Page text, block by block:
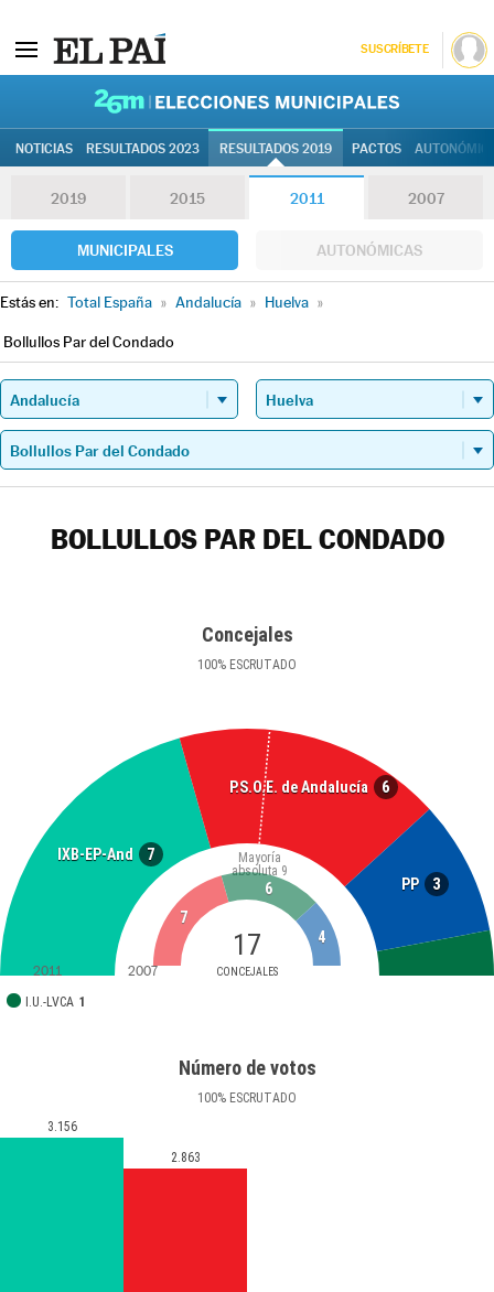
SUSCRÍBETE
NOTICIAS RESULTADOS 2023 RESULTADOS 2019 PACTOS
2019 2015 2011 2007
MUNICIPALES AUTONÓMICAS
Estás en: Total España » Andalucía » Huelva »
Bollullos Par del Condado
BOLLULLOS PAR DEL CONDADO
Concejales
100% ESCRUTADO
IXB-EP-And 7
P.S.O.E. de Andalucía 6
PP 3
17
CONCEJALES
Mayoría
absoluta 9
I.U.-LVCA 1
7
6
4
2011 2007
Número de votos
100% ESCRUTADO
3.156
2.863